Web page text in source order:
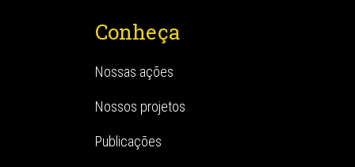
Conheça
Nossas ações
Nossos projetos
Publicações